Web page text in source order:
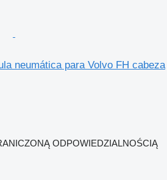
neumática para Volvo FH cabeza
ODPOWIEDZIALNOŚCIĄ